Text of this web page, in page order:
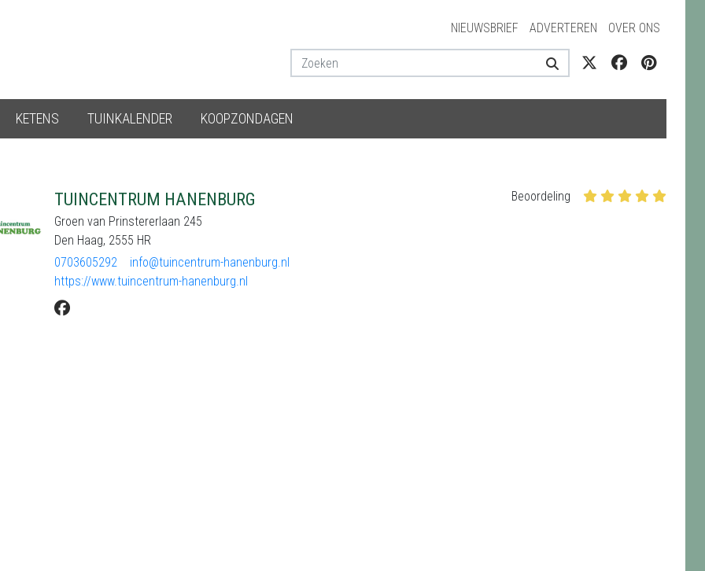
NIEUWSBRIEF ADVERTEREN OVER ONS
KETENS TUINKALENDER KOOPZONDAGEN
TUINCENTRUM HANENBURG
Groen van Prinstererlaan 245
Den Haag, 2555 HR
0703605292
info@tuincentrum-hanenburg.nl
https://www.tuincentrum-hanenburg.nl
Beoordeling